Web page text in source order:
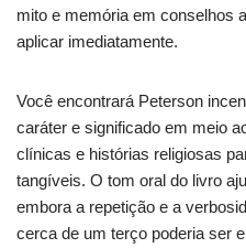
mito e memória em conselhos
aplicar imediatamente.
Você encontrará Peterson
caráter e significado em meio
clínicas e histórias religiosas
tangíveis. O tom oral do livro
embora a repetição e a
cerca de um terço poderia ser